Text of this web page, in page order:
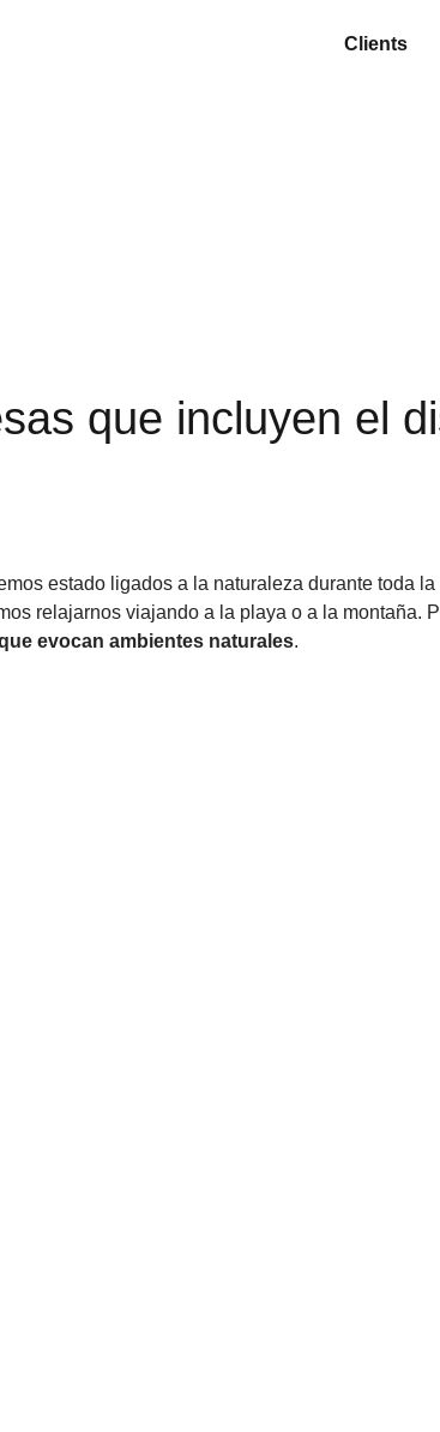
Clients
sas que inc uyen e di
estado ligados a la naturaleza durante toda
relajarnos viajando a la playa o a la montaña.
evocan ambientes naturales.